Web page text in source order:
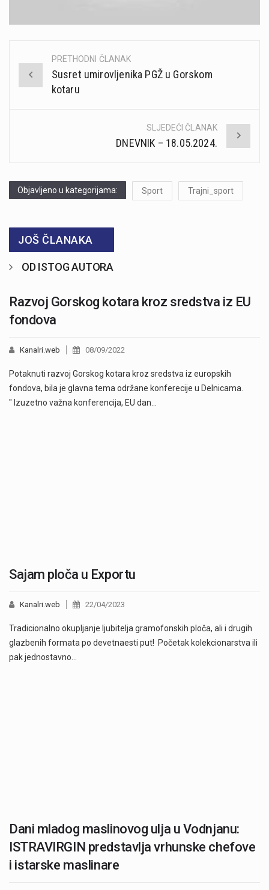
Post
navigation
PRETHODNI ČLANAK
Susret umirovljenika PGŽ u Gorskom
kotaru
SLJEDEĆI ČLANAK
DNEVNIK – 18.05.2024.
Objavljeno u kategorijama: Sport Trajni_sport
JOŠ ČLANAKA
OD ISTOG AUTORA
Razvoj Gorskog kotara kroz sredstva iz EU
fondova
Kanalri.web 08/09/2022
Potaknuti razvoj Gorskog kotara kroz sredstva iz europskih
fondova, bila je glavna tema održane konferecije u Delnicama.
" Izuzetno važna konferencija, EU dan…
Sajam ploča u Exportu
Kanalri.web 22/04/2023
Tradicionalno okupljanje ljubitelja gramofonskih ploča, ali i drugih
glazbenih formata po devetnaesti put! Početak kolekcionarstva ili
pak jednostavno…
Dani mladog maslinovog ulja u Vodnjanu:
ISTRAVIRGIN predstavlja vrhunske chefove
i istarske maslinare